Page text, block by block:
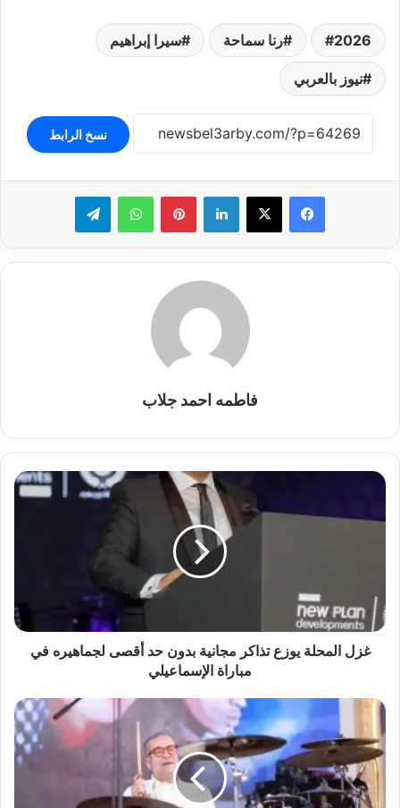
2026 رنا سماحة سيرا إبراهيم
نيوز بالعربي
نسخ الرابط
لينكدإن بينتيريستواتساب تيلقرام
فاطمه احمد جلاب
غزل
يوزع
أقصى
لجماهيره
غزل المحلة يوزع تذاكر مجانية بدون حد أقصى لجماهيره في
مباراة الإسماعيلي
شريف
يشعل
صيف
2026
بعودة